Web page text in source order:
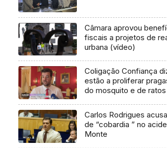
Câmara aprovou
fiscais a projetos de
urbana (vídeo)
Coligação Confiança
estão a proliferar
do mosquito e de
Carlos Rodrigues
de “cobardia ” no
Monte